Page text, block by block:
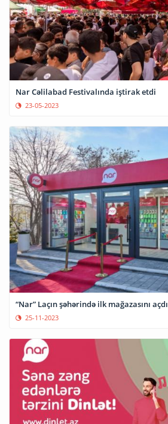
Nar Cəlilabad Festivalında iştirak etdi
23-05-2023
“Nar” Laçın şəhərində ilk mağazasını açdı
25-11-2023